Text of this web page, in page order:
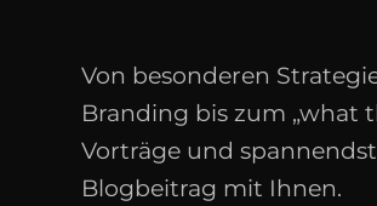
Von besonderen
Branding bis zum „what
Vorträge und
Blogbeitrag mit Ihnen.